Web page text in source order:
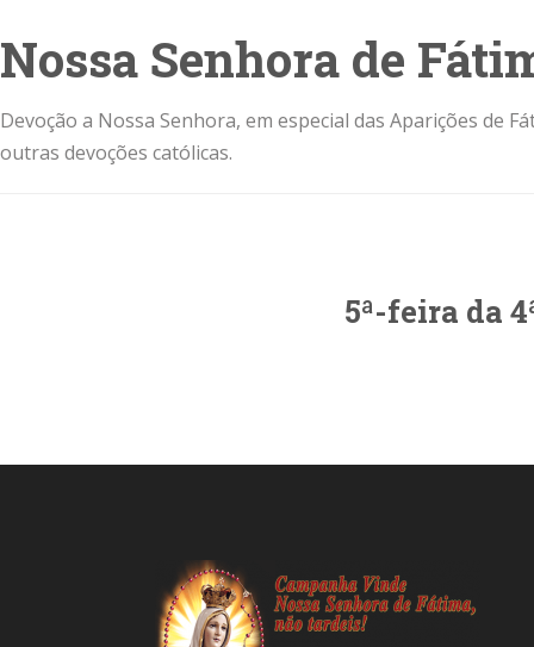
Nossa Senhora de
Devoção a Nossa Senhora, em especial das Aparições de
outras devoções católicas.
5ª-feira da